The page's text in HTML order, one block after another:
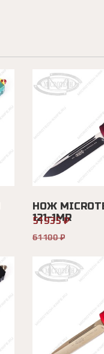
НОЖ
121-1MR
51935 ₽
61100 ₽